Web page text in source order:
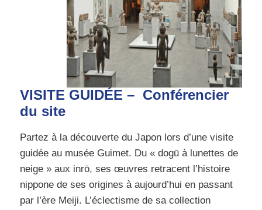
VISITE GUIDÉE – Conférencier
du site
Partez à la découverte du Japon lors d’une visite
guidée au musée Guimet. Du « dogū à lunettes de
neige » aux inrō, ses œuvres retracent l’histoire
nippone de ses origines à aujourd’hui en passant
par l’ère Meiji. L’éclectisme de sa collection